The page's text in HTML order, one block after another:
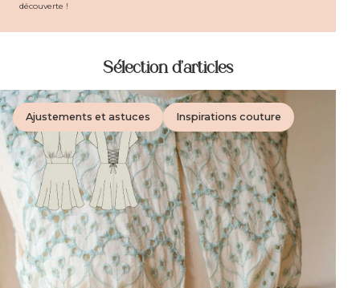
découverte !
Sélection d'articles
Ajustements et astuces Inspirations couture